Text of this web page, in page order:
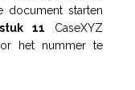
document starten
11 CaseXYZ
het nummer te